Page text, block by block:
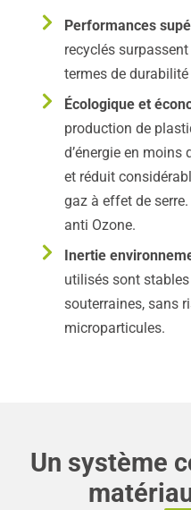
Performances
recyclés
termes de
Écologique et
production de
d’énergie en moins
et réduit
gaz à effet de
anti Ozone.
Inertie
utilisés sont
souterraines, sans
microparticules.
Un système